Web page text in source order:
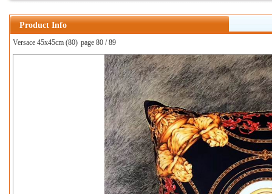
Product Info
Versace 45x45cm (80) page 80 / 89
上一张